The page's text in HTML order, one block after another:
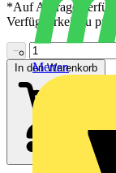
Merten
*Auf Anfrage
Verfügbarkeit zu
−
In den Warenkorb